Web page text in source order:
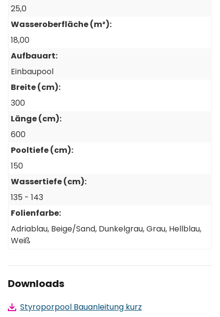
1 Stück
Flexschlauch Ø 50 mm, Rolle 12 lfm. -
1 Stück
Bodenablauf Pool Premium, Ø 270 mm, BWT,
25,0
Wasseroberfläche (m²):
18,00
Aufbauart:
Einbaupool
Breite (cm):
300
Länge (cm):
600
Pooltiefe (cm):
150
Wassertiefe (cm):
135 - 143
Folienfarbe:
Adriablau, Beige/Sand, Dunkelgrau, Grau, Hellblau,
Weiß
Downloads
Styroporpool Bauanleitung kurz